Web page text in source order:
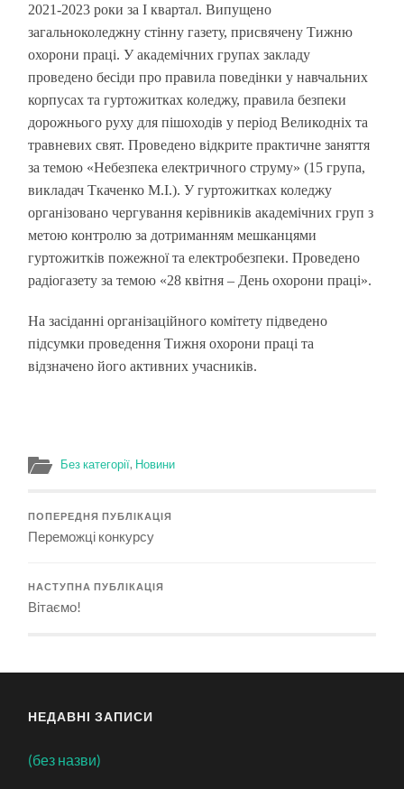
2021-2023 роки за І квартал. Випущено
загальноколеджну стінну газету, присвячену Тижню
охорони праці. У академічних групах закладу
проведено бесіди про правила поведінки у навчальних
корпусах та гуртожитках коледжу, правила безпеки
дорожнього руху для пішоходів у період Великодніх та
травневих свят. Проведено відкрите практичне заняття
за темою «Небезпека електричного струму» (15 група,
викладач Ткаченко М.І.). У гуртожитках коледжу
організовано чергування керівників академічних груп з
метою контролю за дотриманням мешканцями
гуртожитків пожежної та електробезпеки. Проведено
радіогазету за темою «28 квітня – День охорони праці».
На засіданні організаційного комітету підведено
підсумки проведення Тижня охорони праці та
відзначено його активних учасників.
Без категорії, Новини
ПОПЕРЕДНЯ ПУБЛІКАЦІЯ
Переможці конкурсу
НАСТУПНА ПУБЛІКАЦІЯ
Вітаємо!
НЕДАВНІ ЗАПИСИ
(без назви)